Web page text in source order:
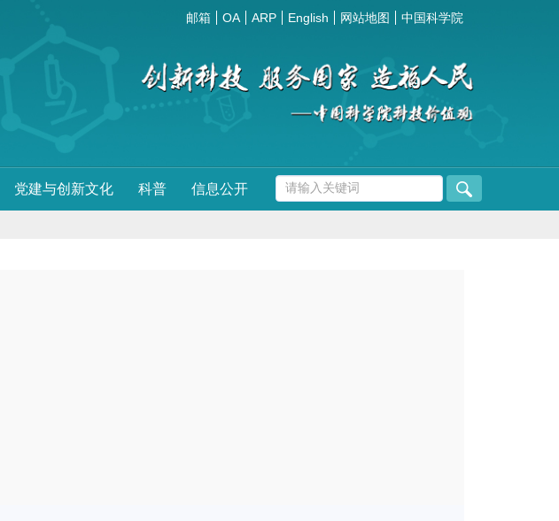
邮箱 OA ARP English 网站地图 中国科学院
党建与创新文化 科普 信息公开